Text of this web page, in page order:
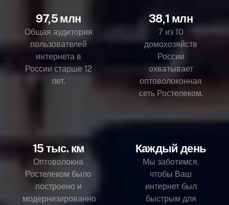
97,5 млн
Общая аудитория
пользователей
интернета в
России старше 12
лет.
38,1 млн
7 из 10
домохозяйств
России
охватывает
оптоволоконная
сеть Ростелеком.
15 тыс. км
Оптоволокна
Ростелеком было
построено и
модернизированно
Каждый день
Мы заботимся,
чтобы Ваш
интернет был
быстрым для